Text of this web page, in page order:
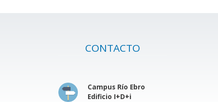
CONTACTO
Campus Río Ebro
Edificio I+D+i